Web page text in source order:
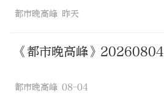
都市晚高峰 昨天
《都市晚高峰》20260804
都市晚高峰 08-04